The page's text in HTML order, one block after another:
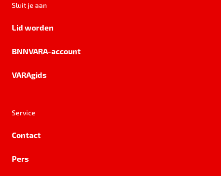
Sluit je aan
Lid worden
BNNVARA-account
VARAgids
Service
Contact
Pers